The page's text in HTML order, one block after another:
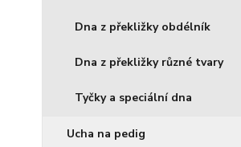
Dna z překližky obdélník
Dna z překližky různé tvary
Tyčky a speciální dna
Ucha na pedig